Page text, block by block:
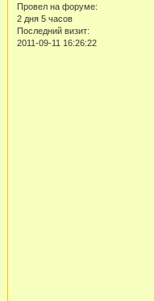
Провел на форуме:
2 дня 5 часов
Последний визит:
2011-09-11 16:26:22